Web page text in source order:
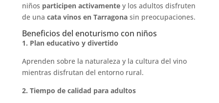
niños participen activamentey los adultos disfruten
de una cata vinosenTarragonasin preocupaciones.
Beneficios del enoturismo con niños
1. Plan educativo y divertido
Aprenden sobre la naturaleza y la cultura del vino
mientras disfrutan del entorno rural.
2. Tiempo de calidad para adultos